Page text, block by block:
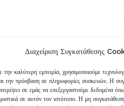
Διαχείριση Συγκατάθεσης
την καλύτερη εμπειρία, χρησιμοποιούμε
την πρόσβαση σε πληροφορίες συσκευών. Η
σε εμάς να επεξεργαστούμε δεδομένα
σε αυτόν τον ιστότοπο. Η μη
τη